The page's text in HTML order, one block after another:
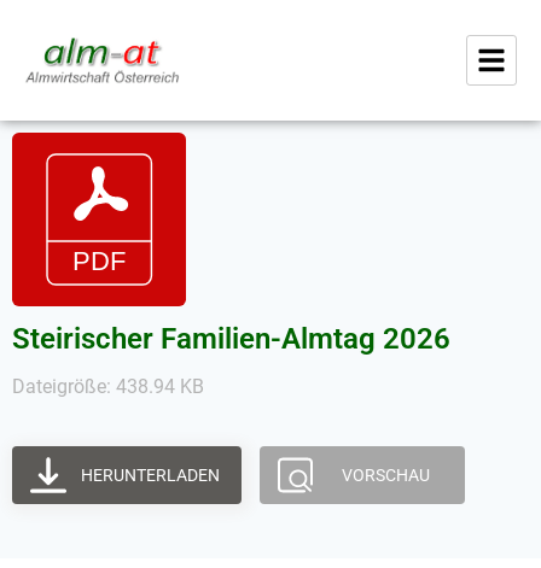
Steirischer Familien-Almtag 2026
Dateigröße: 438.94 KB
HERUNTERLADEN VORSCHAU